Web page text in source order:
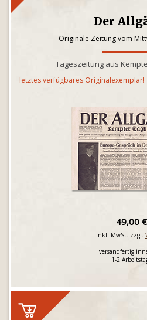
Der
Originale Zeitung vom
Tageszeitung aus
letztes verfügbares Originalexemplar!
49,00 €
inkl. MwSt. zzgl.
versandfertig
1-2